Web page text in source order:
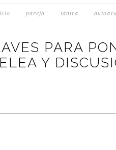
pareja tantra
PARA
Y